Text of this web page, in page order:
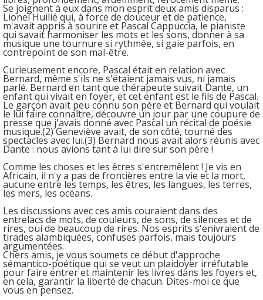
Se joignent à eux dans mon esprit deux amis disparus :
Lionel Huilié qui, à force de douceur et de patience,
m'avait appris à sourire et Pascal Cappuccia, le pianiste
qui savait harmoniser les mots et les sons, donner à sa
musique une tournure si rythmée, si gaie parfois, en
contrepoint de son mal-être.
Curieusement encore, Pascal était en relation avec
Bernard, même s'ils ne s'étaient jamais vus, ni jamais
parlé. Bernard en tant que thérapeute suivait Dante, un
enfant qui vivait en foyer, et cet enfant est le fils de Pascal.
Le garçon avait peu connu son père et Bernard qui voulait
le lui faire connaître, découvre un jour par une coupure de
presse que j'avais donné avec Pascal un récital de poésie
musique.(2) Geneviève avait, de son côté, tourné des
spectacles avec lui.(3) Bernard nous avait alors réunis avec
Dante : nous avions tant à lui dire sur son père !
Comme les choses et les êtres s'entremêlent ! Je vis en
Africain, il n'y a pas de frontières entre la vie et la mort,
aucune entre les temps, les êtres, les langues, les terres,
les mers, les océans.
Les discussions avec ces amis couraient dans des
entrelacs de mots, de couleurs, de sons, de silences et de
rires, oui de beaucoup de rires. Nos esprits s'enivraient de
tirades alambiquées, confuses parfois, mais toujours
argumentées.
Chers amis, je vous soumets ce début d'approche
sémantico-poétique qui se veut un plaidoyer irréfutable
pour faire entrer et maintenir les livres dans les foyers et,
en cela, garantir la liberté de chacun. Dites-moi ce que
vous en pensez.